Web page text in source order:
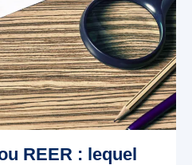
REER : lequel